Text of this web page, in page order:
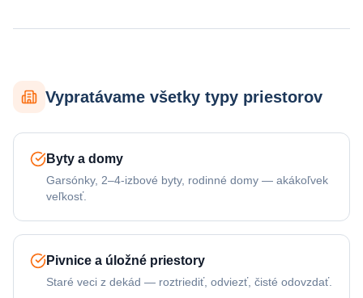
Vypratávame všetky typy priestorov
Byty a domy
Garsónky, 2–4-izbové byty, rodinné domy — akákoľvek
veľkosť.
Pivnice a úložné priestory
Staré veci z dekád — roztriediť, odviezť, čisté odovzdať.